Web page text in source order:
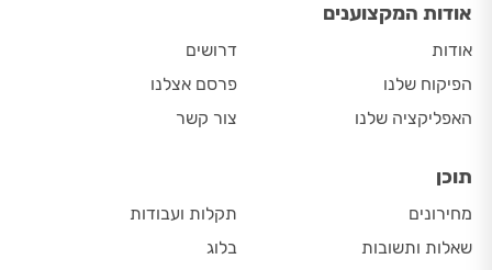
אודות המקצוענים
אודות
הפיקוח שלנו
האפליקציה שלנו
דרושים
פרסם אצלנו
צור קשר
תוכן
מחירונים
שאלות ותשובות
תקלות ועבודות
בלוג